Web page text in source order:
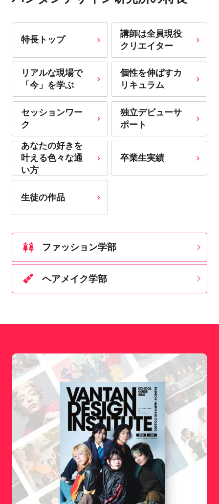
特長トップ
講師は全員現役
クリエイター
リアルな現場で
「今」を学ぶ
個性を伸ばすカ
リキュラム
セッションワー
ク
独立デビューサ
ポート
あなたの好きを
叶える⾊々な通
い⽅
卒業生実績
生徒の作品
ファッション学部
ヘアメイク学部